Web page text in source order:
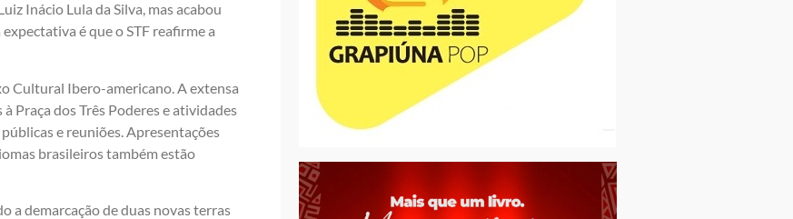
Inácio Lula da Silva, mas acabou
é que o STF reafirme a
Cultural Ibero-americano. A extensa
Praça dos Três Poderes e atividades
e reuniões. Apresentações
brasileiros também estão
a demarcação de duas novas terras